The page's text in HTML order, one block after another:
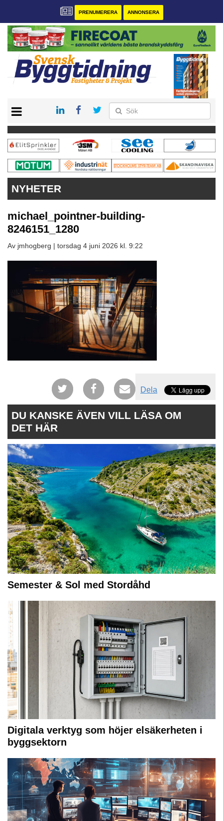
PRENUMERERA ANNONSERA
PRENUMERERA
VÅRA ANDRA MAGASIN
ANNONSERA
KONTAKT
NYHETER
michael_pointner-building-
8246151_1280
Av jmhogberg | torsdag 4 juni 2026 kl. 9:22
Dela
DU KANSKE ÄVEN VILL LÄSA OM
DET HÄR
Semester & Sol med Stordåhd
Digitala verktyg som höjer elsäkerheten i
byggsektorn